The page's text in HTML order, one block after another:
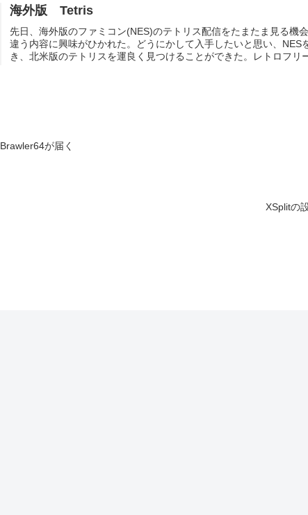
海外版 Tetris
先日、海外版のファミコン(NES)のテトリス配信をたまたま見る機
違う内容に興味がひかれた。どうにかして入手したいと思い、NES
き、北米版のテトリスを運良く見つけることができた。レトロフリ
Brawler64が届く
XSplitの